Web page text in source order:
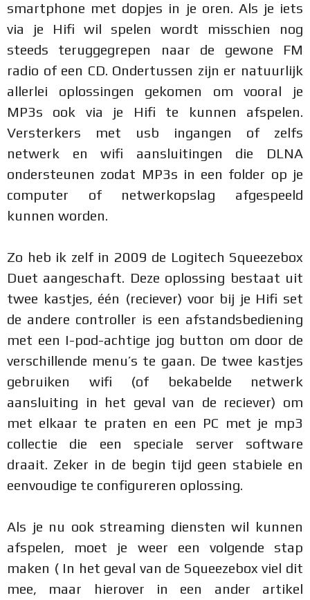
smartphone met dopjes in je oren. Als je iets
via je Hifi wil spelen wordt misschien nog
steeds teruggegrepen naar de gewone FM
radio of een CD. Ondertussen zijn er natuurlijk
allerlei oplossingen gekomen om vooral je
MP3s ook via je Hifi te kunnen afspelen.
Versterkers met usb ingangen of zelfs
netwerk en wifi aansluitingen die DLNA
ondersteunen zodat MP3s in een folder op je
computer of netwerkopslag afgespeeld
kunnen worden.
Zo heb ik zelf in 2009 de Logitech Squeezebox
Duet aangeschaft. Deze oplossing bestaat uit
twee kastjes, één (reciever) voor bij je Hifi set
de andere controller is een afstandsbediening
met een I-pod-achtige jog button om door de
verschillende menu’s te gaan. De twee kastjes
gebruiken wifi (of bekabelde netwerk
aansluiting in het geval van de reciever) om
met elkaar te praten en een PC met je mp3
collectie die een speciale server software
draait. Zeker in de begin tijd geen stabiele en
eenvoudige te configureren oplossing.
Als je nu ook streaming diensten wil kunnen
afspelen, moet je weer een volgende stap
maken ( In het geval van de Squeezebox viel dit
mee, maar hierover in een ander artikel